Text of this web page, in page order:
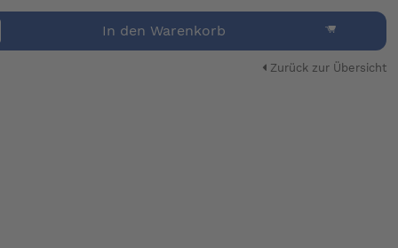
In den Warenkorb
Zurück zur Übersicht